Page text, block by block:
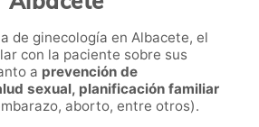
de ginecología en Albacete, el
con la paciente sobre sus
a prevención de
sexual, planificación familiar
aborto, entre otros).